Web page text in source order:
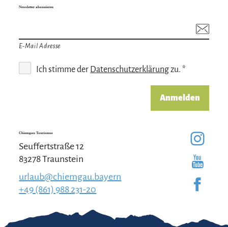
Newsletter abonnieren
E-Mail Adresse
Ich stimme der Datenschutzerklärungzu. *
Anmelden
Chiemgau Tourismus
Seuffertstraße 12
83278 Traunstein
urlaub@chiemgau.bayern
+49 (861) 988 231-20